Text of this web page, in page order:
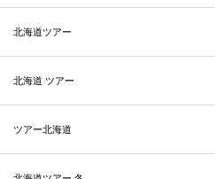
北海道ツアー
北海道 ツアー
ツアー北海道